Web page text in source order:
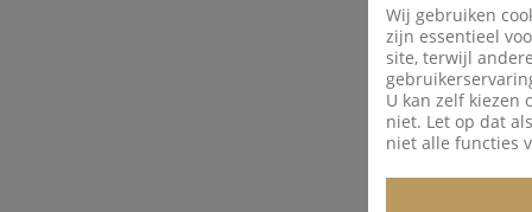
Wij gebruiken
zijn essentieel
site, terwijl
U kan zelf kiezen
niet. Let op dat
niet alle functies